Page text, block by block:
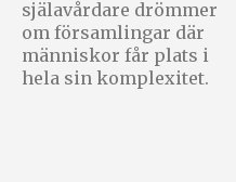
själavårdare drömmer
om församlingar där
människor får plats i
hela sin komplexitet.